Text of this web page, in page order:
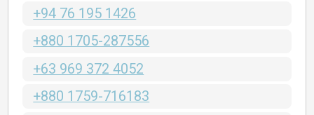
+94 76 195 1426
+880 1705-287556
+63 969 372 4052
+880 1759-716183